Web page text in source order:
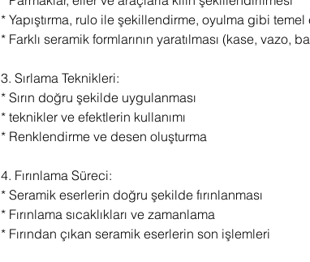
* Yapıştırma, rulo ile şekillendirme, oyulma gibi
* Farklı seramik formlarının yaratılması (kase, vazo,
3. Sırlama Teknikleri:
* Sırın doğru şekilde uygulanması
* teknikler ve efektlerin kullanımı
* Renklendirme ve desen oluşturma
4. Fırınlama Süreci:
* Seramik eserlerin doğru şekilde fırınlanması
* Fırınlama sıcaklıkları ve zamanlama
* Fırından çıkan seramik eserlerin son işlemleri